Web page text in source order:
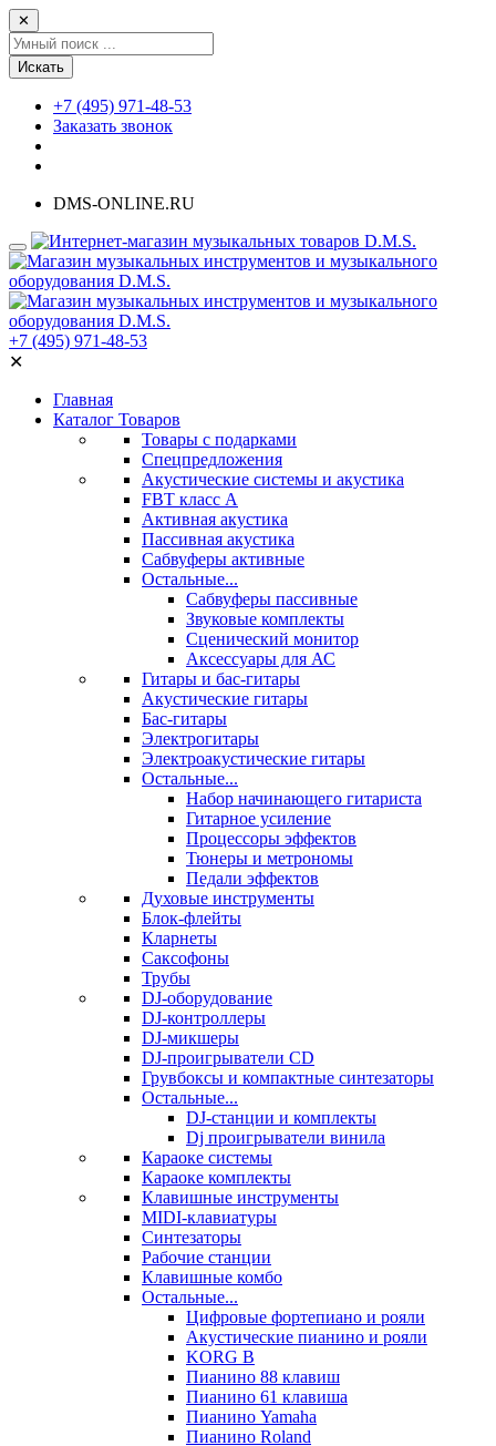
✕
Искать
+7 (495) 971-48-53
Заказать звонок
DMS-ONLINE.RU
+7 (495) 971-48-53
✕
Главная
Каталог Товаров
Товары с подарками
Спецпредложения
Акустические системы и акустика
FBT класс А
Активная акустика
Пассивная акустика
Сабвуферы активные
Остальные...
Сабвуферы пассивные
Звуковые комплекты
Сценический монитор
Аксессуары для АС
Гитары и бас-гитары
Акустические гитары
Бас-гитары
Электрогитары
Электроакустические гитары
Остальные...
Набор начинающего гитариста
Гитарное усиление
Процессоры эффектов
Тюнеры и метрономы
Педали эффектов
Духовые инструменты
Блок-флейты
Кларнеты
Саксофоны
Трубы
DJ-оборудование
DJ-контроллеры
DJ-микшеры
DJ-проигрыватели CD
Грувбоксы и компактные синтезаторы
Остальные...
DJ-станции и комплекты
Dj проигрыватели винила
Караоке системы
Караоке комплекты
Клавишные инструменты
MIDI-клавиатуры
Синтезаторы
Рабочие станции
Клавишные комбо
Остальные...
Цифровые фортепиано и рояли
Акустические пианино и рояли
KORG B
Пианино 88 клавиш
Пианино 61 клавиша
Пианино Yamaha
Пианино Roland